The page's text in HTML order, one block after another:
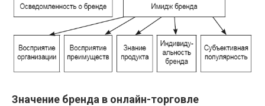
Значение бренда в онлайн-торговле